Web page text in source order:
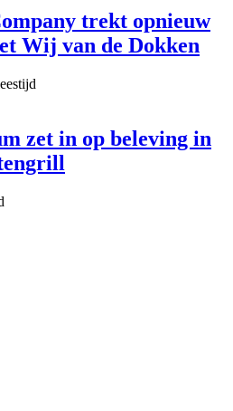
trekt opnieuw
Wij van de Dokken
zet in op beleving in